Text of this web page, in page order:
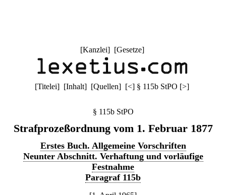
[Kanzlei] [Gesetze]
[Titelei] [Inhalt] [Quellen] [<] § 115b StPO [>]
§ 115b StPO
Strafprozeßordnung vom 1. Februar 1877
Erstes Buch. Allgemeine Vorschriften
Neunter Abschnitt. Verhaftung und vorläufige
Festnahme
Paragraf 115b